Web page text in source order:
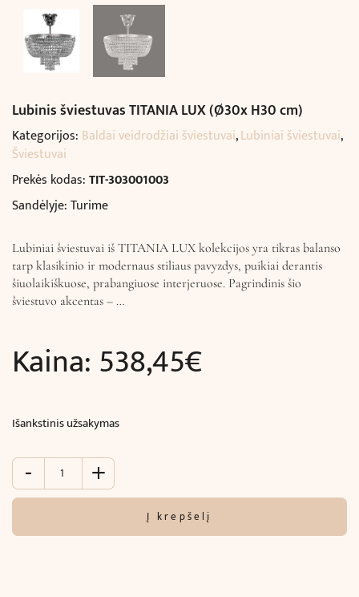
Lubinis šviestuvas TITANIA LUX (Ø30x H30 cm)
Kategorijos: Baldai veidrodžiai šviestuvai,Lubiniai šviestuvai,
Šviestuvai
Prekės kodas:TIT-303001003
Sandėlyje: Turime
Lubiniai šviestuvai iš TITANIA LUX kolekcijos yra tikras balanso
tarp klasikinio ir modernaus stiliaus pavyzdys, puikiai derantis
šiuolaikiškuose, prabangiuose interjeruose. Pagrindinis šio
šviestuvo akcentas – …
Kaina: 538,45€
Išankstinis užsakymas
-
produkto
Lubinis
TITANIA
+
Į krepšelį